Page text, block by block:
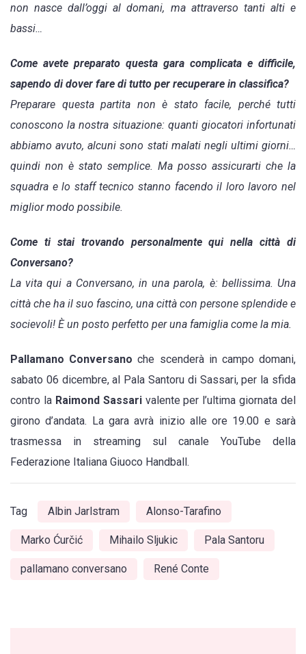
non nasce dall’oggi al domani, ma attraverso tanti alti e
bassi…
Come avete preparato questa gara complicata e difficile,
sapendo di dover fare di tutto per recuperare in classifica?
Preparare questa partita non è stato facile, perché tutti
conoscono la nostra situazione: quanti giocatori infortunati
abbiamo avuto, alcuni sono stati malati negli ultimi giorni…
quindi non è stato semplice. Ma posso assicurarti che la
squadra e lo staff tecnico stanno facendo il loro lavoro nel
miglior modo possibile.
Come ti stai trovando personalmente qui nella città di
Conversano?
La vita qui a Conversano, in una parola, è: bellissima. Una
città che ha il suo fascino, una città con persone splendide e
socievoli! È un posto perfetto per una famiglia come la mia.
Pallamano Conversano che scenderà in campo domani,
sabato 06 dicembre, al Pala Santoru di Sassari, per la sfida
contro la Raimond Sassarivalente per l’ultima giornata del
girono d’andata. La gara avrà inizio alle ore 19.00 e sarà
trasmessa in streaming sul canale YouTube della
Federazione Italiana Giuoco Handball.
Tag Albin Jarlstram Alonso-Tarafino
Marko Ćurčić Mihailo Sljukic Pala Santoru
pallamano conversano René Conte